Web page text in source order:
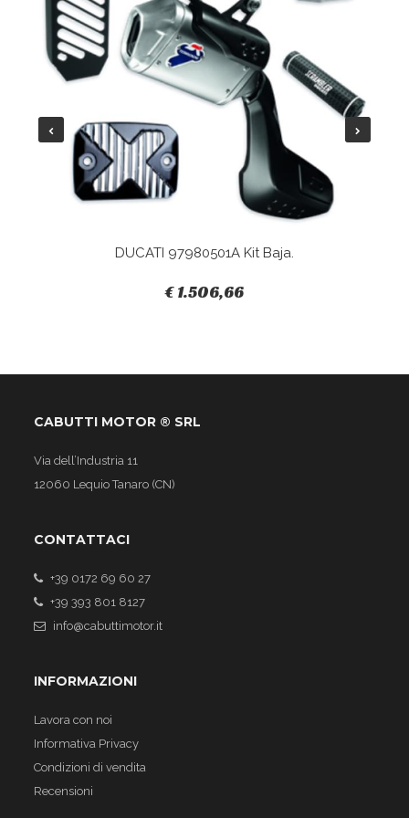
DUCATI 97980501A Kit Baja.
€ 1.506,66
CABUTTI MOTOR ® SRL
Via dell’Industria 11
12060 Lequio Tanaro (CN)
CONTATTACI
+39 0172 69 60 27
+39 393 801 8127
info@cabuttimotor.it
INFORMAZIONI
Lavora con noi
Informativa Privacy
Condizioni di vendita
Recensioni